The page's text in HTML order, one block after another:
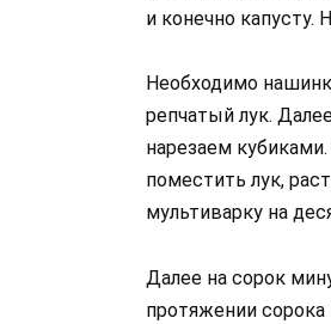
и конечно
Необходимо
репчатый лук.
нарезаем
поместить лук,
мультиварку на
Далее на сорок
протяжении